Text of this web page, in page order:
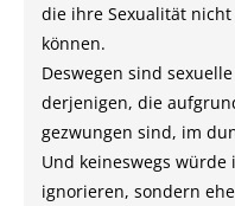
die ihre Sexualität
können.
Deswegen sind
derjenigen, die
gezwungen sind, im
Und keineswegs
ignorieren, sondern